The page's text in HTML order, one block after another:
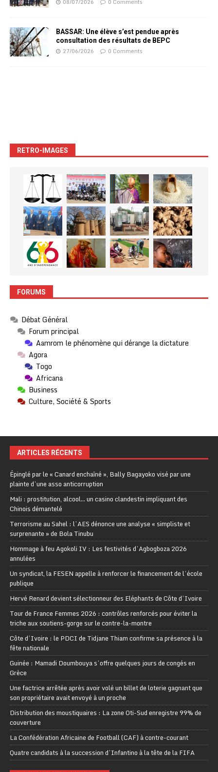
08/07/2026 0 Comments
BASSAR: Une élève s’est pendue après
consultation des résultats de BEPC
27/06/2026 0 Comments
RETRO-IMAGES
FORUMS
Débat Général
Forum principal
Aamrom le phénomène qui dérange la dictature
Agora
Togo
Africana
Business
Culture, Société & Sports
ARTICLES RÉCENTS
Épinglé par le « Canard enchaîné », Bally Bagayoko visé par une
plainte d’une asso anticorruption
Mali : prostitution, alcool… un casino clandestin impliquant des
Chinois démantelé
Terrorisme au Sahel : l’AES dénonce une analyse « simpliste et
surprenante » de Bola Tinubu
Hommage à feu Agokoli IV : Les festivités d’Agbogboza 2026
annulées
Un syndicat, la FESEN appelle à renforcer le financement de l’école
publique
Hervé Renard devient sélectionneur des Eléphants de Côte d’Ivoire
Tour de France Femmes 2026 : contrôles renforcés pour éviter la
triche aux soutiens-gorge sur le contre-la-montre
Côte d’Ivoire : le PDCI de Tidjane Thiam confirme sa présence à la
fête nationale
Guinée : Mamadi Doumbouya s’offre quelques jours de congés en
Grèce
Une factrice arrêtée après avoir volé un billet de loterie gagnant que
son propriétaire avait envoyé à un proche
Distribution des moustiquaires : La zone Oti-Sud enregistre 99% de
couverture
La Confédération Africaine de Football (CAF) à contre-courant
Quatre candidats à la succession d’Infantino à la tête de la FIFA